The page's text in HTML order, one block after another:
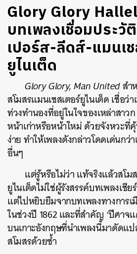
Glory Glory
บทเพลงเชื่อมประ
เปอร์ส-ลีดส์-แมนเ
ยูไนเต็ด
Glory Glory, Man Unitedสำ
สโมสรแมนเชสเตอร์ยูไนเต็ด เชื่อว่
ท่วงทำนองที่อยู่ในใจของเหล่าสาวก
หน้าเก่าหรือหน้าใหม่ ด้วยจังหวะที่
ง่าย ทำให้เพลงดังกล่าวโดดเด่นกว่
อื่นๆ
แต่รู้หรือไม่ว่า แท้จริงแล้วสโม
ยูไนเต็ดไม่ใช่ผู้รังสรรค์บทเพลงเชี
แต่ไปหยิบยืมจากบทเพลงทางการเ
ในช่วงปี 1862 และที่สำคัญ ‘ปีศาจแ
บนเกาะอังกฤษที่นำเพลงนี้มาดัดแป
สโมสรด้วยซ้ำ